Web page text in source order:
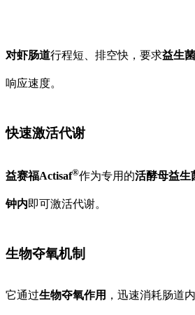
对虾肠道行程短、排空快，要求益生菌
响应速度。
快速激活代谢
益赛福Actisaf®作为专用的活酵母益生
钟内即可激活代谢。
生物夺氧机制
它通过生物夺氧作用 ，迅速消耗肠道